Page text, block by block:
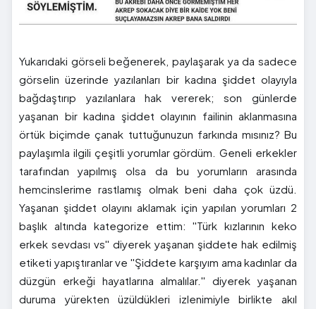
Yukarıdaki görseli beğenerek, paylaşarak ya da sadece
görselin üzerinde yazılanları bir kadına şiddet olayıyla
bağdaştırıp yazılanlara hak vererek; son günlerde
yaşanan bir kadına şiddet olayının failinin aklanmasına
örtük biçimde çanak tuttuğunuzun farkında mısınız? Bu
paylaşımla ilgili çeşitli yorumlar gördüm. Geneli erkekler
tarafından yapılmış olsa da bu yorumların arasında
hemcinslerime rastlamış olmak beni daha çok üzdü.
Yaşanan şiddet olayını aklamak için yapılan yorumları 2
başlık altında kategorize ettim: ''Türk kızlarının keko
erkek sevdası vs'' diyerek yaşanan şiddete hak edilmiş
etiketi yapıştıranlar ve ''Şiddete karşıyım ama kadınlar da
düzgün erkeği hayatlarına almalılar.'' diyerek yaşanan
duruma yürekten üzüldükleri izlenimiyle birlikte akıl